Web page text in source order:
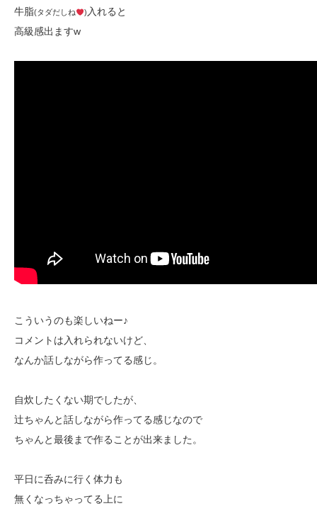
牛脂(タダだしね ) 入れると
高級感出ますw
こういうのも楽しいねー♪
コメントは入れられないけど、
なんか話しながら作ってる感じ。
自炊したくない期でしたが、
辻ちゃんと話しながら作ってる感じなので
ちゃんと最後まで作ることが出来ました。
平日に呑みに行く体力も
無くなっちゃってる上に